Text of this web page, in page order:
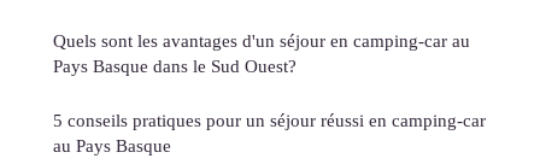
Quels sont les avantages d'un séjour en camping-car au
Pays Basque dans le Sud Ouest?
5 conseils pratiques pour un séjour réussi en camping-car
au Pays Basque